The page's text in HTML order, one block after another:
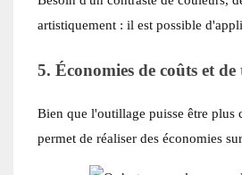
artistiquement : il est possible
5. Économies de coûts et de
Bien que l'outillage puisse être plus
permet de réaliser des économies